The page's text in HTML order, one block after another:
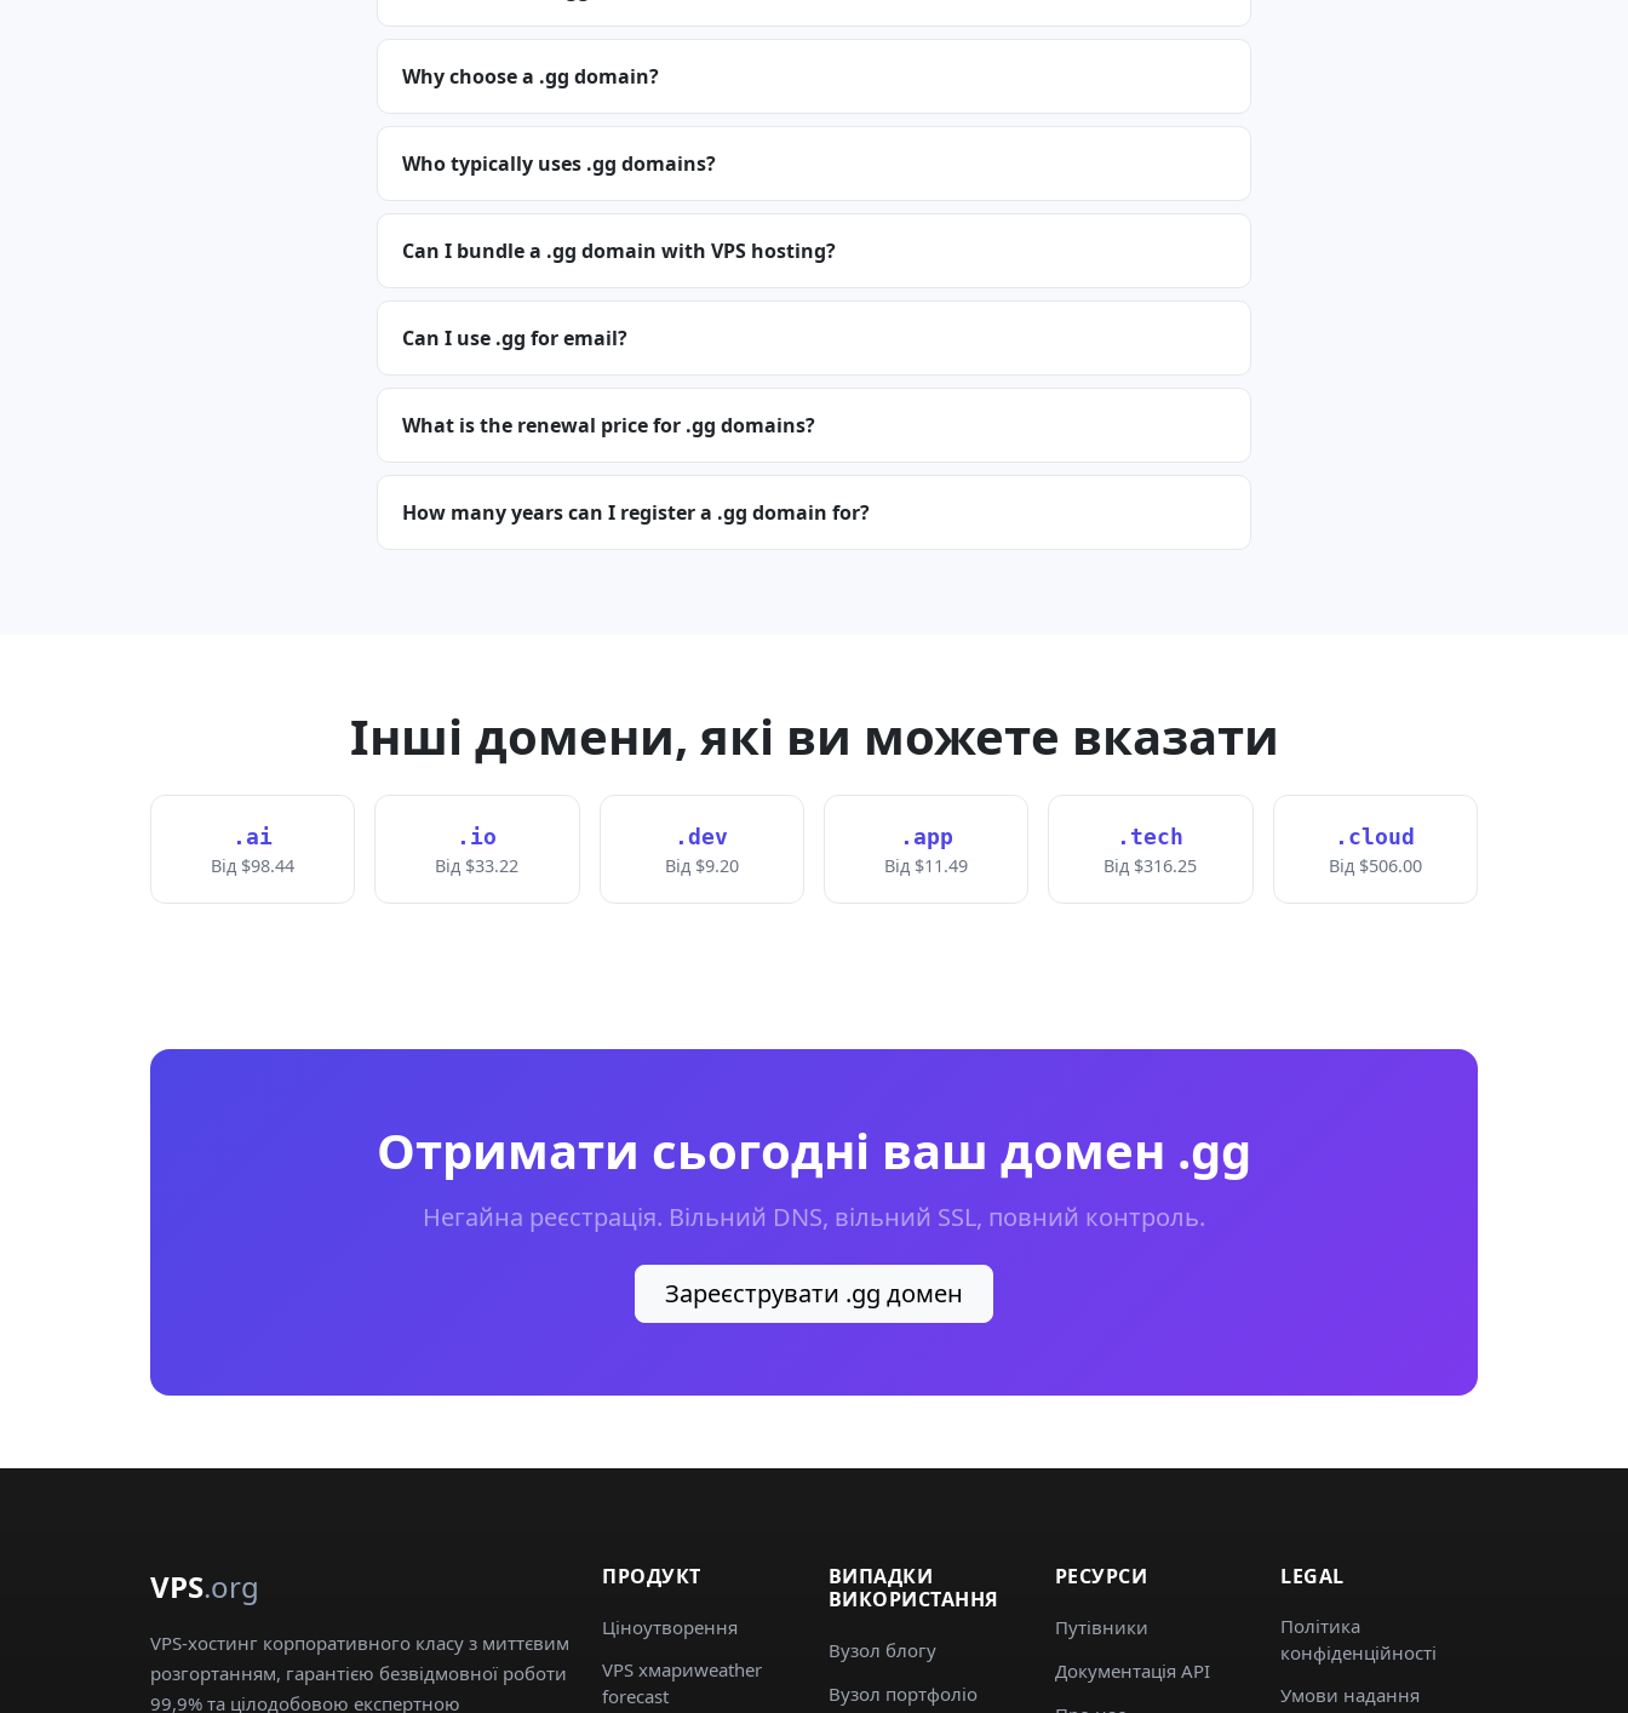
Why choose a .gg domain?
Who typically uses .gg domains?
Can I bundle a .gg domain with VPS hosting?
Can I use .gg for email?
What is the renewal price for .gg domains?
How many years can I register a .gg domain for?
Інші домени, які ви можете вказати
.ai
Від $98.44
.io
Від $33.22
.dev
Від $9.20
.app
Від $11.49
.tech
Від $316.25
.cloud
Від $506.00
Отримати сьогодні ваш домен .gg
Негайна реєстрація. Вільний DNS, вільний SSL, повний контроль.
Зареєструвати .gg домен
VPS.org
VPS-хостинг корпоративного класу з миттєвим
розгортанням, гарантією безвідмовної роботи
99,9% та цілодобовою експертною
ПРОДУКТ
Ціноутворення
VPS хмариweather
forecast
ВИПАДКИ
ВИКОРИСТАННЯ
Вузол блогу
Вузол портфоліо
РЕСУРСИ
Путівники
Документація API
LEGAL
Політика
конфіденційності
Умови надання